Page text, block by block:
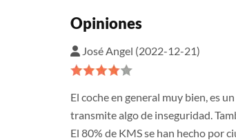
Opiniones
José Angel (2022-12-21)
El coche en general muy bien, es
transmite algo de inseguridad.
El 80% de KMS se han hecho por